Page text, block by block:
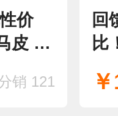
看
销 121
回馈